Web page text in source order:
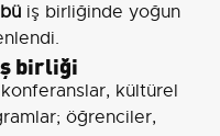
iş birliğinde yoğun
birliği
kültürel
öğrenciler,